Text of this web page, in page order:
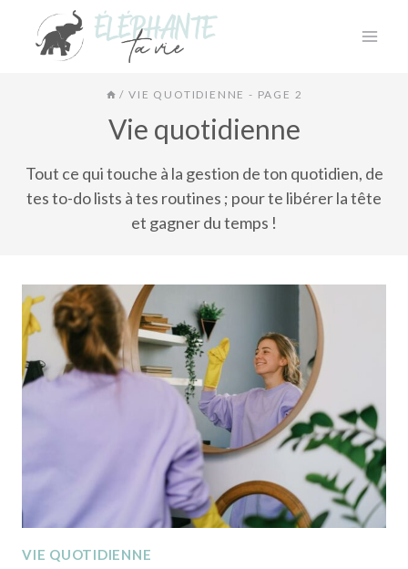
contenu
/ VIE QUOTIDIENNE - PAGE 2
Vie quotidienne
Tout ce qui touche à la gestion de ton quotidien, de
tes to-do lists à tes routines ; pour te libérer la tête
et gagner du temps !
VIE QUOTIDIENNE